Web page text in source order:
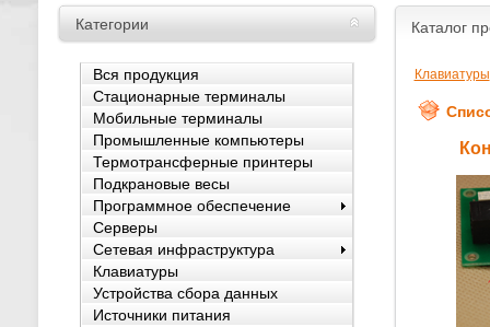
Категории
Вся продукция
Стационарные терминалы
Мобильные терминалы
Промышленные компьютеры
Термотрансферные принтеры
Подкрановые весы
Программное обеспечение
Серверы
Сетевая инфраструктура
Клавиатуры
Устройства сбора данных
Источники питания
Каталог
Клавиатуры